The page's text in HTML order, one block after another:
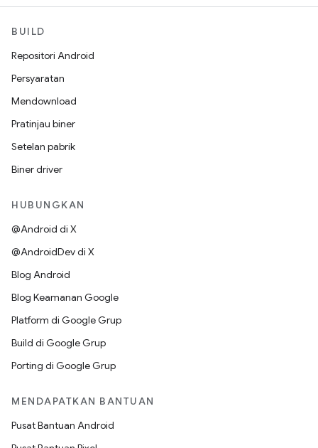
BUILD
Repositori Android
Persyaratan
Mendownload
Pratinjau biner
Setelan pabrik
Biner driver
HUBUNGKAN
@Android di X
@AndroidDev di X
Blog Android
Blog Keamanan Google
Platform di Google Grup
Build di Google Grup
Porting di Google Grup
MENDAPATKAN BANTUAN
Pusat Bantuan Android